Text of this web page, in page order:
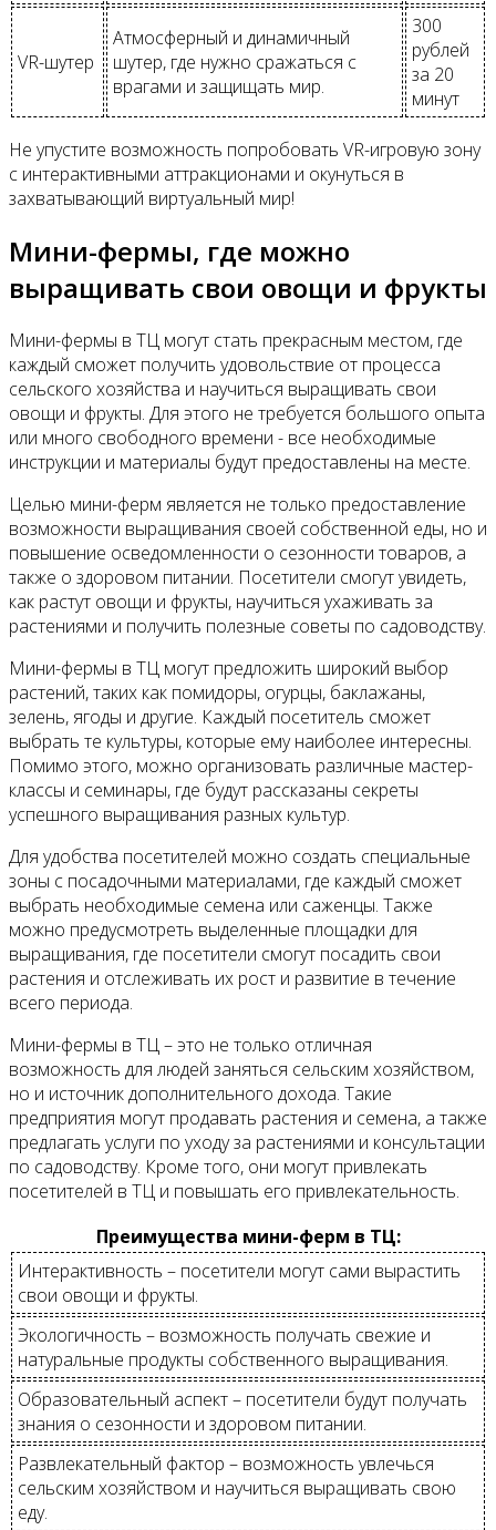
VR-шутер
Атмосферный и динамичный
шутер, где нужно сражаться с
врагами и защищать мир.
300
рублей
за 20
минут
Не упустите возможность попробовать VR-игровую зону
с интерактивными аттракционами и окунуться в
захватывающий виртуальный мир!
Мини-фермы, где можно
выращивать свои овощи и фрукты
Мини-фермы в ТЦ могут стать прекрасным местом, где
каждый сможет получить удовольствие от процесса
сельского хозяйства и научиться выращивать свои
овощи и фрукты. Для этого не требуется большого опыта
или много свободного времени - все необходимые
инструкции и материалы будут предоставлены на месте.
Целью мини-ферм является не только предоставление
возможности выращивания своей собственной еды, но и
повышение осведомленности о сезонности товаров, а
также о здоровом питании. Посетители смогут увидеть,
как растут овощи и фрукты, научиться ухаживать за
растениями и получить полезные советы по садоводству.
Мини-фермы в ТЦ могут предложить широкий выбор
растений, таких как помидоры, огурцы, баклажаны,
зелень, ягоды и другие. Каждый посетитель сможет
выбрать те культуры, которые ему наиболее интересны.
Помимо этого, можно организовать различные мастер-
классы и семинары, где будут рассказаны секреты
успешного выращивания разных культур.
Для удобства посетителей можно создать специальные
зоны с посадочными материалами, где каждый сможет
выбрать необходимые семена или саженцы. Также
можно предусмотреть выделенные площадки для
выращивания, где посетители смогут посадить свои
растения и отслеживать их рост и развитие в течение
всего периода.
Мини-фермы в ТЦ – это не только отличная
возможность для людей заняться сельским хозяйством,
но и источник дополнительного дохода. Такие
предприятия могут продавать растения и семена, а также
предлагать услуги по уходу за растениями и консультации
по садоводству. Кроме того, они могут привлекать
посетителей в ТЦ и повышать его привлекательность.
Преимущества мини-ферм в ТЦ:
Интерактивность – посетители могут сами вырастить
свои овощи и фрукты.
Экологичность – возможность получать свежие и
натуральные продукты собственного выращивания.
Образовательный аспект – посетители будут получать
знания о сезонности и здоровом питании.
Развлекательный фактор – возможность увлечься
сельским хозяйством и научиться выращивать свою
еду.